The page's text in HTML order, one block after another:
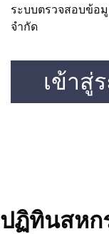
ระบบตรวจสอบข้อ
จำกัด
เข้าสู่
ปฏิทินสห